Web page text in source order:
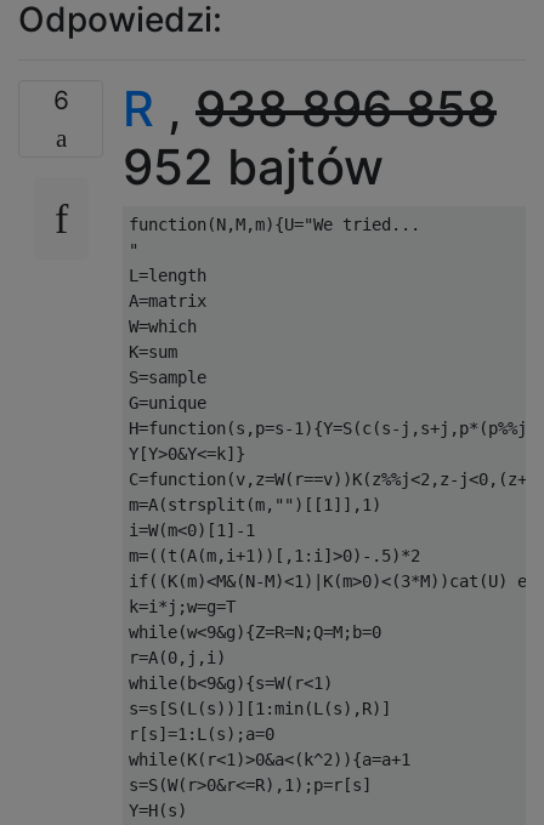
Odpowiedzi:
6 R , 938896858
952 bajtów
function (N,M,m){U="We tried...
"
L =length
A=matrix
W=which
K=sum
S=sample
G=unique
H=function (s , p=s-1 ){Y=S(c (s- j , s+j , p*(p%%j
Y [Y>0&Y<=k]}
C=function (v, z=W( r==v))K(z%%j<2 , z- j<0,(z+
m=A(strsplit (m, "" )[[1 ]], 1 )
i=W(m<0)[1 ] -1
m=((t (A(m, i+1 ))[, 1 : i ]>0) -.5)*2
if((K(m)<M&(N-M)<1 )| K(m>0)<(3*M))cat (U)
k=i *j ;w=g=
while(w<9&g){Z=R=N; Q=M; b=0
r=A(0, j , i )
while( b<9&g){s=W( r<1 )
s=s [S(L (s))][1 :min (L (s), R)]
r [s]=1 : L (s); a=0
while(K( r<1 )>0&a<( k^2)){a=a+1
s=S(W( r>0&r<=R), 1 ); p=r [s]
Y=H(s)